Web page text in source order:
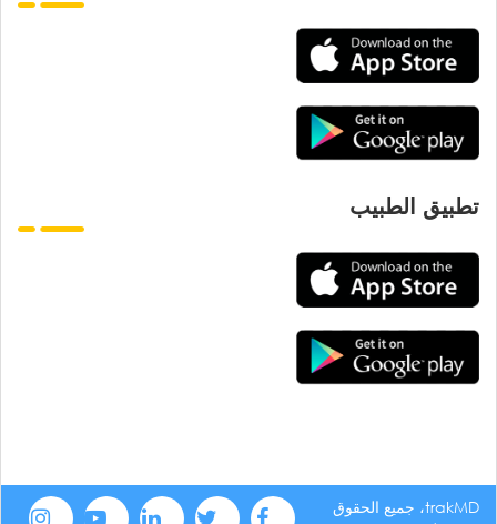
تطبيق الطبيب
trakMD، جميع الحقوق